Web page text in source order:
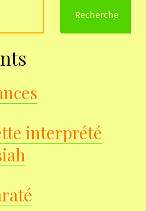
Recherche
interprété